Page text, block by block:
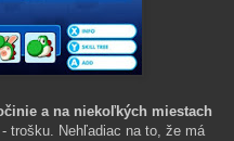
a na niekoľkých miestach
trošku. Nehľadiac na to, že má